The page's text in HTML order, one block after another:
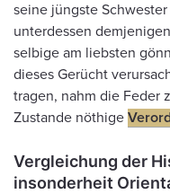
seine jüngste
unterdessen
selbige am liebsten
dieses Gerücht
tragen, nahm die Feder
Zustande nöthige
Vergleichung der
insonderheit